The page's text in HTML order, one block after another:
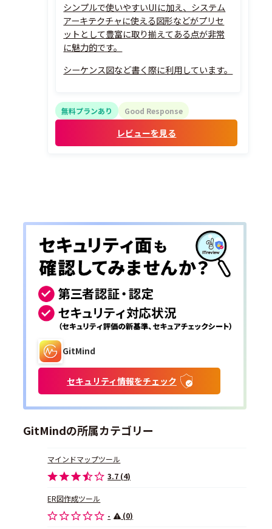
シンプルで使いやすいUIに加え、システム
アーキテクチャに使える図形などがプリセ
ットとして豊富に取り揃えてある点が非常
に魅力的です。
シーケンス図など書く際に利用しています。
無料プランあり Good Response
レビューを見る
GitMind
セキュリティ情報をチェック
GitMindの所属カテゴリー
マインドマップツール
3.7 (4)
ER図作成ツール
-
(0)